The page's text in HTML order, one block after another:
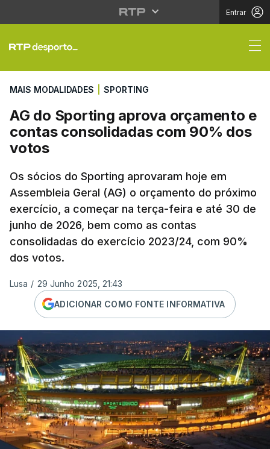
Entrar
AG do Sporting
MAIS MODALIDADES SPORTING
AG do Sporting aprova orçamento e
contas consolidadas com 90% dos
votos
Os sócios do Sporting aprovaram hoje em
Assembleia Geral (AG) o orçamento do próximo
exercício, a começar na terça-feira e até 30 de
junho de 2026, bem como as contas
consolidadas do exercício 2023/24, com 90%
dos votos.
Lusa / 29 Junho 2025, 21:43
ADICIONAR COMO FONTE INFORMATIVA